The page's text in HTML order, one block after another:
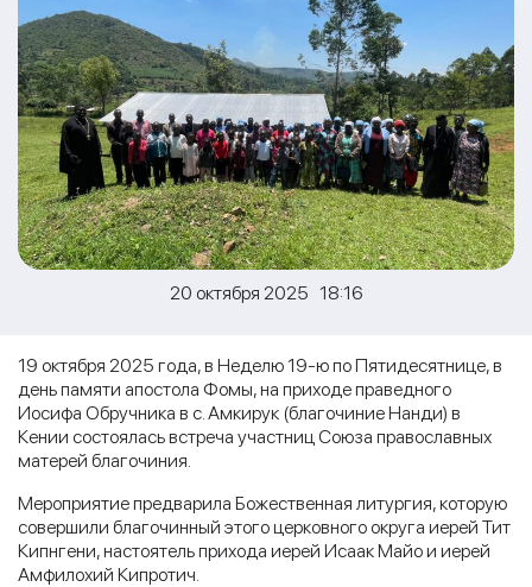
20 октября 2025 18:16
19 октября 2025 года, в Неделю 19-ю по Пятидесятнице, в
день памяти апостола Фомы, на приходе праведного
Иосифа Обручника в с. Амкирук (благочиние Нанди) в
Кении состоялась встреча участниц Союза православных
матерей благочиния.
Мероприятие предварила Божественная литургия, которую
совершили благочинный этого церковного округа иерей Тит
Кипнгени, настоятель прихода иерей Исаак Майо и иерей
Амфилохий Кипротич.